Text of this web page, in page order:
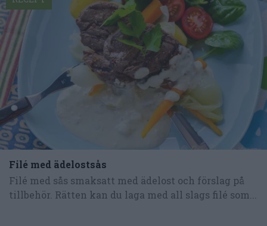
Filé med ädelostsås
Filé med sås smaksatt med ädelost och förslag på
tillbehör. Rätten kan du laga med all slags filé som...